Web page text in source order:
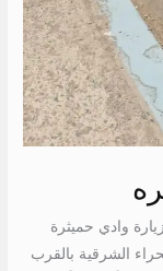
الى حميثره 01115675586 تعد زيارة وادي حميثرة
الشرقية بالقرب